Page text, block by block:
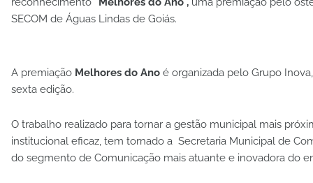
SECOM de Águas Lindas de Goiás.
A premiação Melhores do Ano é organizada pelo Grupo
sexta edição.
O trabalho realizado para tornar a gestão municipal mais
institucional eficaz, tem tornado a Secretaria Municipal de
do segmento de Comunicação mais atuante e inovadora do